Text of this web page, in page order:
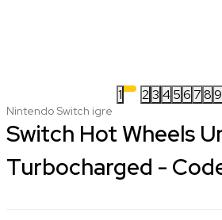
1 2 3 4 56 789
Nintendo Switch igre
Switch Hot Wheels
Turbocharged -